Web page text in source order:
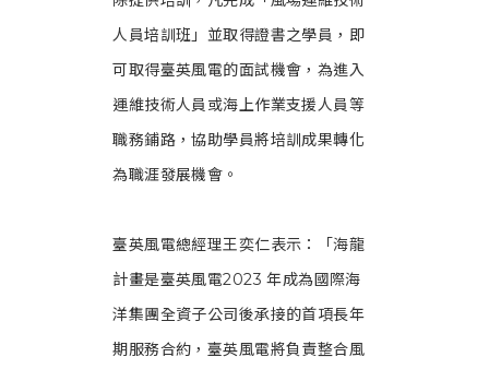
人員培訓班」並取得證書之學員，即
可取得臺英風電的面試機會，為進入
運維技術人員或海上作業支援人員等
職務鋪路，協助學員將培訓成果轉化
為職涯發展機會。
臺英風電總經理王奕仁表示：「海龍
計畫是臺英風電2023 年成為國際海
洋集團全資子公司後承接的首項長年
期服務合約，臺英風電將負責整合風